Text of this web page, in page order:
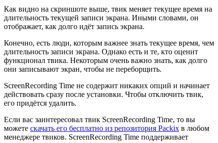
Как видно на скриншоте выше, твик меняет текущее время на
длительность текущей записи экрана. Иными словами, он
отображает, как долго идёт запись экрана.
Конечно, есть люди, которым важнее знать текущее время, чем
длительность записи экрана. Однако есть и те, кто оценит
функционал твика. Некоторым очень важно знать, как долго
они записывают экран, чтобы не переборщить.
ScreenRecording Time не содержит никаких опций и начинает
действовать сразу после установки. Чтобы отключить твик,
его придётся удалить.
Если вас заинтересовал твик ScreenRecording Time, то вы
можете скачать его бесплатно из репозитория Packix в любом
менеджере твиков. ScreenRecording Time поддерживает